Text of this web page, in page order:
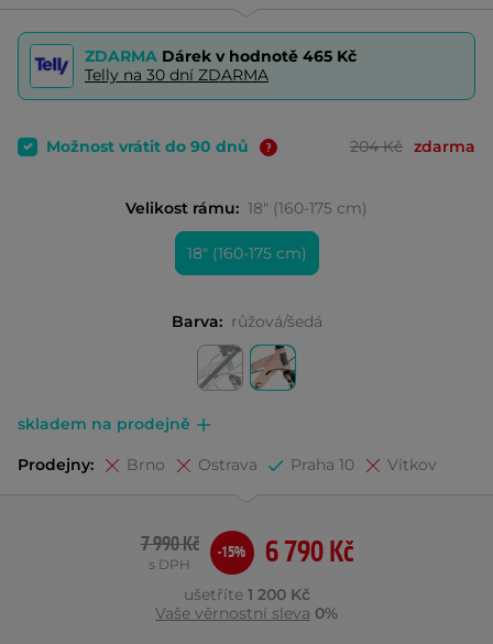
ZDARMA Dárek v hodnotě 465 Kč
Telly na 30 dní ZDARMA
Možnost vrátit do 90 dnů 204 Kč zdarma
Velikost rámu: 18" (160-175 cm)
18" (160-175 cm)
Barva: růžová/šedá
skladem na prodejně
Prodejny: Brno Ostrava Praha 10 Vítkov
6 790 Kč
7 990 Kč
s DPH
-15%
ušetříte 1 200 Kč
Vaše věrnostní sleva 0%